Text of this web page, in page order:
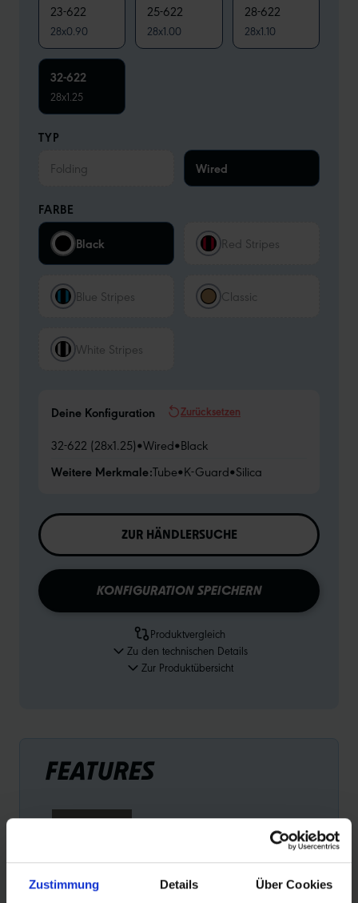
Zustimmung Details Über Cookies
23-622
28x0.90
25-622
28x1.00
28-622
28x1.10
32-622
28x1.25
TYP
Folding Wired
FARBE
Black
Red Stripes
Blue Stripes Classic
White Stripes
Deine Konfiguration Zurücksetzen
32-622 (28x1.25)•Wired•Black
Weitere Merkmale:Tube•K-Guard•Silica
ZUR HÄNDLERSUCHE
KONFIGURATION SPEICHERN
Produktvergleich
Zu den technischen Details
Zur Produktübersicht
FEATURES